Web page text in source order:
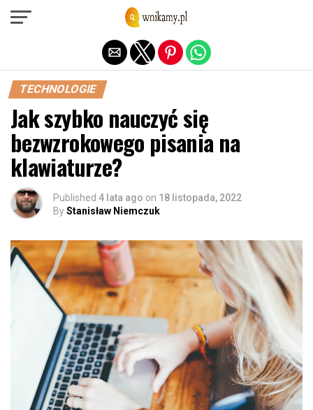
TECHNOLOGIE
Jak szybko nauczyć się
bezwzrokowego pisania na
klawiaturze?
Published 4 lata ago on 18 listopada, 2022
ByStanisław Niemczuk
Exit mobile version